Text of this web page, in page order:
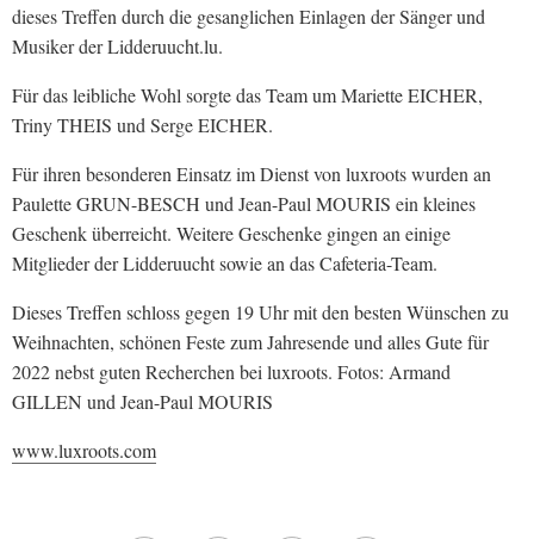
dieses Treffen durch die gesanglichen Einlagen der Sänger und
Musiker der Lidderuucht.lu.
Für das leibliche Wohl sorgte das Team um Mariette EICHER,
Triny THEIS und Serge EICHER.
Für ihren besonderen Einsatz im Dienst von luxroots wurden an
Paulette GRUN-BESCH und Jean-Paul MOURIS ein kleines
Geschenk überreicht. Weitere Geschenke gingen an einige
Mitglieder der Lidderuucht sowie an das Cafeteria-Team.
Dieses Treffen schloss gegen 19 Uhr mit den besten Wünschen zu
Weihnachten, schönen Feste zum Jahresende und alles Gute für
2022 nebst guten Recherchen bei luxroots. Fotos: Armand
GILLEN und Jean-Paul MOURIS
www.luxroots.com